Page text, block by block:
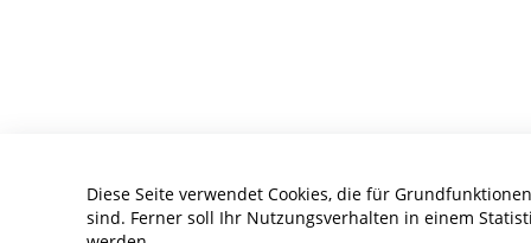
Diese Seite verwendet Cookies, die für
sind. Ferner soll Ihr Nutzungsverhalten in einem